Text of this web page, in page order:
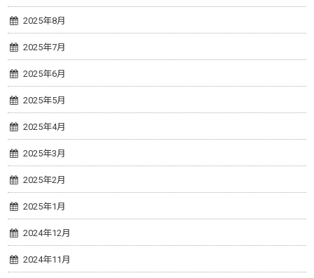
2025年8月
2025年7月
2025年6月
2025年5月
2025年4月
2025年3月
2025年2月
2025年1月
2024年12月
2024年11月